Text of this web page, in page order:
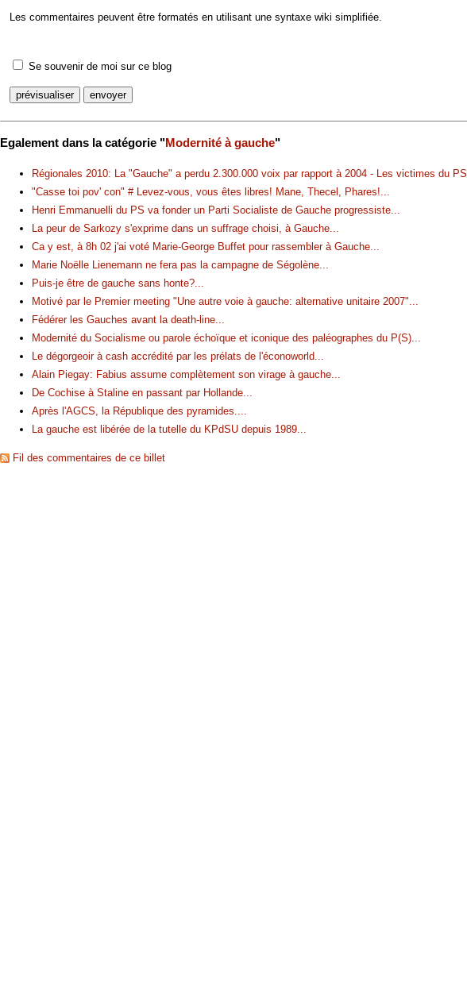
Les commentaires peuvent être formatés en utilisant une syntaxe wiki simplifiée.
Se souvenir de moi sur ce blog
Egalement dans la catégorie "Modernité à gauche"
Régionales 2010: La "Gauche" a perdu 2.300.000 voix par rapport à 2004 - Les victimes du PS
"Casse toi pov' con" # Levez-vous, vous êtes libres! Mane, Thecel, Phares!
Henri Emmanuelli du PS va fonder un Parti Socialiste de Gauche progressiste
La peur de Sarkozy s'exprime dans un suffrage choisi, à Gauche
Ca y est, à 8h 02 j'ai voté Marie-George Buffet pour rassembler à Gauche
Marie Noëlle Lienemann ne fera pas la campagne de Ségolène
Puis-je être de gauche sans honte?
Motivé par le Premier meeting "Une autre voie à gauche: alternative unitaire 2007"
Fédérer les Gauches avant la death-line
Modernité du Socialisme ou parole échoïque et iconique des paléographes du P(S)
Le dégorgeoir à cash accrédité par les prélats de l'éconoworld
Alain Piegay: Fabius assume complètement son virage à gauche
De Cochise à Staline en passant par Hollande
Après l'AGCS, la République des pyramides.
La gauche est libérée de la tutelle du KPdSU depuis 1989
Fil des commentaires de ce billet